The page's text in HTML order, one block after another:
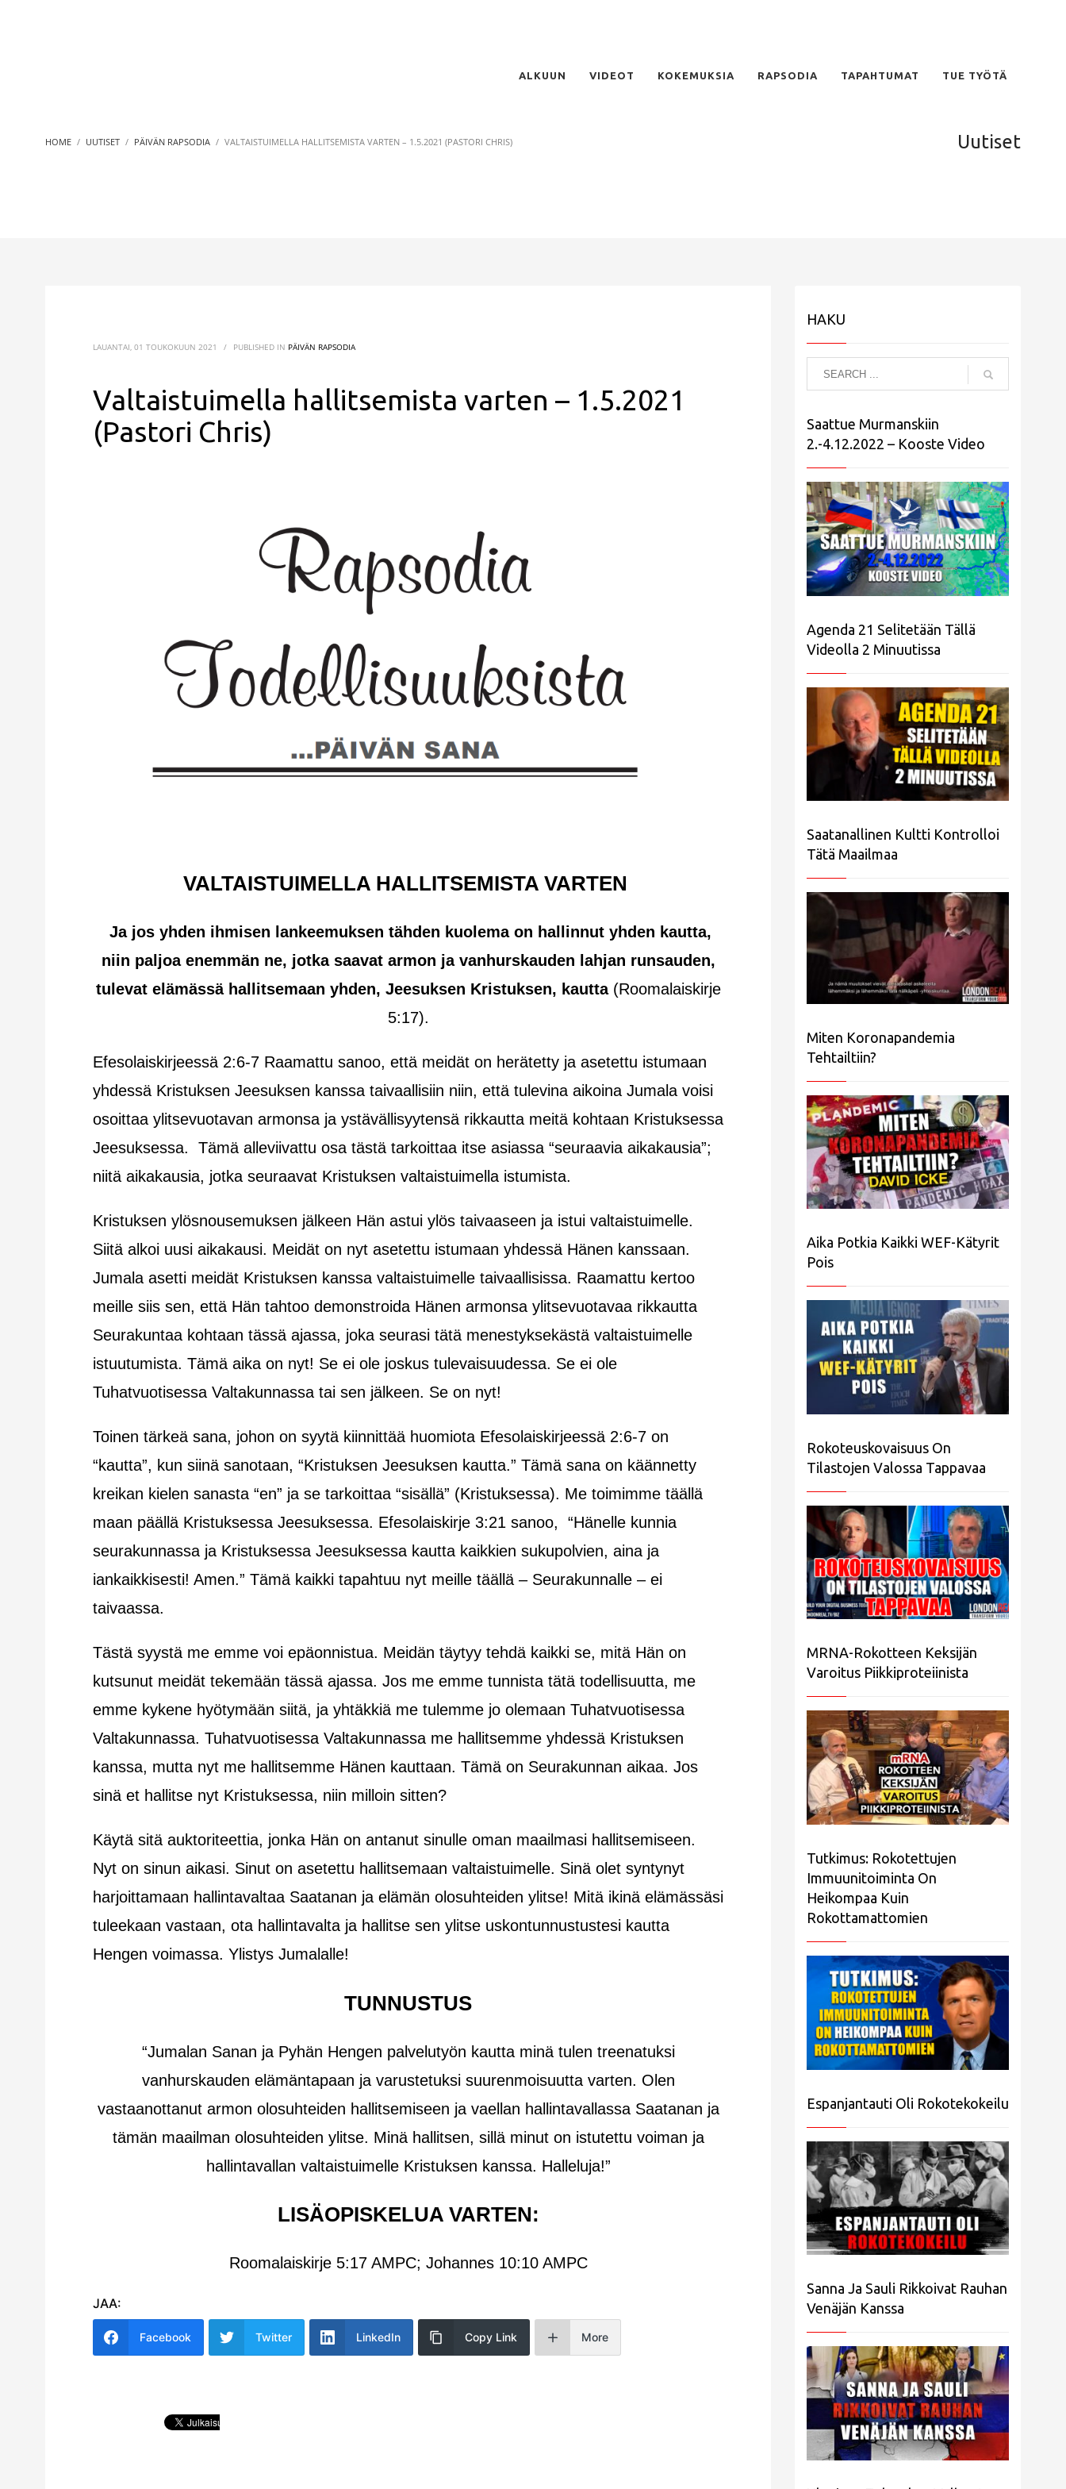
ALKUUN VIDEOT KOKEMUKSIA RAPSODIA TAPAHTUMAT TUE TYÖTÄ
HOME UUTISET PÄIVÄN RAPSODIA VALTAISTUIMELLA HALLITSEMISTA VARTEN – 1.5.2021 (PASTORI CHRIS) Uutiset
LAUANTAI, 01 TOUKOKUUN 2021 / PUBLISHED IN PÄIVÄN RAPSODIA
Valtaistuimella hallitsemista varten – 1.5.2021
(Pastori Chris)
VALTAISTUIMELLA HALLITSEMISTA VARTEN
Ja jos yhden ihmisen lankeemuksen tähden kuolema on hallinnut yhden kautta,
niin paljoa enemmän ne, jotka saavat armon ja vanhurskauden lahjan runsauden,
tulevat elämässä hallitsemaan yhden, Jeesuksen Kristuksen, kautta(Roomalaiskirje
5:17).
Efesolaiskirjeessä 2:6-7 Raamattu sanoo, että meidät on herätetty ja asetettu istumaan
yhdessä Kristuksen Jeesuksen kanssa taivaallisiin niin, että tulevina aikoina Jumala voisi
osoittaa ylitsevuotavan armonsa ja ystävällisyytensä rikkautta meitä kohtaan Kristuksessa
Jeesuksessa. Tämä alleviivattu osa tästä tarkoittaa itse asiassa “seuraavia aikakausia”;
niitä aikakausia, jotka seuraavat Kristuksen valtaistuimella istumista.
Kristuksen ylösnousemuksen jälkeen Hän astui ylös taivaaseen ja istui valtaistuimelle.
Siitä alkoi uusi aikakausi. Meidät on nyt asetettu istumaan yhdessä Hänen kanssaan.
Jumala asetti meidät Kristuksen kanssa valtaistuimelle taivaallisissa. Raamattu kertoo
meille siis sen, että Hän tahtoo demonstroida Hänen armonsa ylitsevuotavaa rikkautta
Seurakuntaa kohtaan tässä ajassa, joka seurasi tätä menestyksekästä valtaistuimelle
istuutumista. Tämä aika on nyt! Se ei ole joskus tulevaisuudessa. Se ei ole
Tuhatvuotisessa Valtakunnassa tai sen jälkeen. Se on nyt!
Toinen tärkeä sana, johon on syytä kiinnittää huomiota Efesolaiskirjeessä 2:6-7 on
“kautta”, kun siinä sanotaan, “Kristuksen Jeesuksen kautta.” Tämä sana on käännetty
kreikan kielen sanasta “en” ja se tarkoittaa “sisällä” (Kristuksessa). Me toimimme täällä
maan päällä Kristuksessa Jeesuksessa. Efesolaiskirje 3:21 sanoo, “Hänelle kunnia
seurakunnassa ja Kristuksessa Jeesuksessa kautta kaikkien sukupolvien, aina ja
iankaikkisesti! Amen.” Tämä kaikki tapahtuu nyt meille täällä – Seurakunnalle – ei
taivaassa.
Tästä syystä me emme voi epäonnistua. Meidän täytyy tehdä kaikki se, mitä Hän on
kutsunut meidät tekemään tässä ajassa. Jos me emme tunnista tätä todellisuutta, me
emme kykene hyötymään siitä, ja yhtäkkiä me tulemme jo olemaan Tuhatvuotisessa
Valtakunnassa. Tuhatvuotisessa Valtakunnassa me hallitsemme yhdessä Kristuksen
kanssa, mutta nyt me hallitsemme Hänen kauttaan. Tämä on Seurakunnan aikaa. Jos
sinä et hallitse nyt Kristuksessa, niin milloin sitten?
Käytä sitä auktoriteettia, jonka Hän on antanut sinulle oman maailmasi hallitsemiseen.
Nyt on sinun aikasi. Sinut on asetettu hallitsemaan valtaistuimelle. Sinä olet syntynyt
harjoittamaan hallintavaltaa Saatanan ja elämän olosuhteiden ylitse! Mitä ikinä elämässäsi
tuleekaan vastaan, ota hallintavalta ja hallitse sen ylitse uskontunnustustesi kautta
Hengen voimassa. Ylistys Jumalalle!
TUNNUSTUS
“Jumalan Sanan ja Pyhän Hengen palvelutyön kautta minä tulen treenatuksi
vanhurskauden elämäntapaan ja varustetuksi suurenmoisuutta varten. Olen
vastaanottanut armon olosuhteiden hallitsemiseen ja vaellan hallintavallassa Saatanan ja
tämän maailman olosuhteiden ylitse. Minä hallitsen, sillä minut on istutettu voiman ja
hallintavallan valtaistuimelle Kristuksen kanssa. Halleluja!”
LISÄOPISKELUA VARTEN:
Roomalaiskirje 5:17 AMPC; Johannes 10:10 AMPC
JAA:
Facebook Twitter LinkedIn Copy Link More
HAKU
Saattue Murmanskiin
2.-4.12.2022 – Kooste Video
Agenda 21 Selitetään Tällä
Videolla 2 Minuutissa
Saatanallinen Kultti Kontrolloi
Tätä Maailmaa
Miten Koronapandemia
Tehtailtiin?
Aika Potkia Kaikki WEF-Kätyrit
Pois
Rokoteuskovaisuus On
Tilastojen Valossa Tappavaa
MRNA-Rokotteen Keksijän
Varoitus Piikkiproteiinista
Tutkimus: Rokotettujen
Immuunitoiminta On
Heikompaa Kuin
Rokottamattomien
Espanjantauti Oli Rokotekokeilu
Sanna Ja Sauli Rikkoivat Rauhan
Venäjän Kanssa